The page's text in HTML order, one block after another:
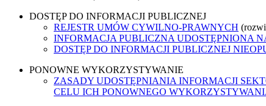
DOSTĘP DO INFORMACJI PUBLICZNEJ
REJESTR UMÓW CYWILNO-PRAWNYCH
INFORMACJA PUBLICZNA UDOSTĘPNIONA
DOSTĘP DO INFORMACJI PUBLICZNEJ
PONOWNE WYKORZYSTYWANIE
ZASADY UDOSTĘPNIANIA INFORMACJI
CELU ICH PONOWNEGO